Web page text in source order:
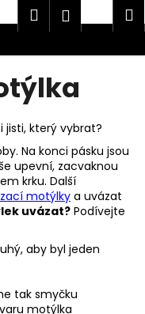
v E-shopu Fashionin.cz
Hledat
který vybrat?
Na konci pásku jsou
upevní, zacvaknou
krku. Další
motýlky a uvázat
uvázat? Podívejte
aby byl jeden
tak smyčku
motýlka